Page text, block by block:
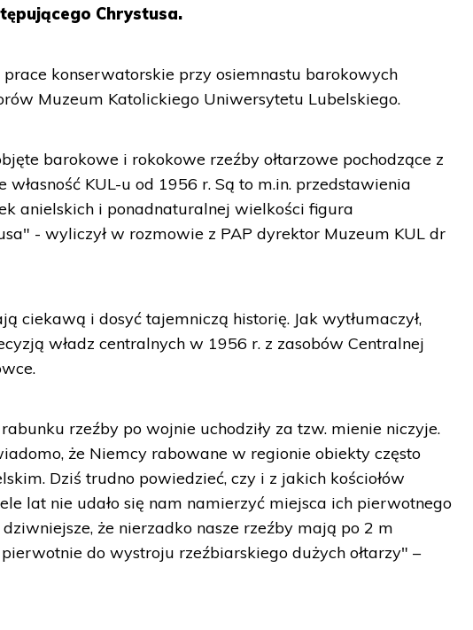
Chrystusa.
konserwatorskie przy osiemnastu barokowych
Muzeum Katolickiego Uniwersytetu Lubelskiego.
barokowe i rokokowe rzeźby ołtarzowe pochodzące z
KUL-u od 1956 r. Są to m.in. przedstawienia
anielskich i ponadnaturalnej wielkości figura
- wyliczył w rozmowie z PAP dyrektor Muzeum KUL dr
ciekawą i dosyć tajemniczą historię. Jak wytłumaczył,
władz centralnych w 1956 r. z zasobów Centralnej
rzeźby po wojnie uchodziły za tzw. mienie niczyje.
że Niemcy rabowane w regionie obiekty często
Dziś trudno powiedzieć, czy i z jakich kościołów
lat nie udało się nam namierzyć miejsca ich pierwotnego
że nierzadko nasze rzeźby mają po 2 m
do wystroju rzeźbiarskiego dużych ołtarzy" –